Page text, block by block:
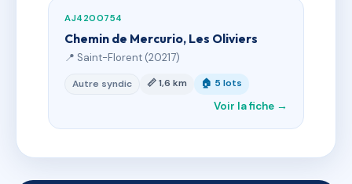
AJ4200754
Chemin de Mercurio, Les Oliviers
📍 Saint-Florent (20217)
Autre syndic 📏 1,6 km 🏠 5 lots
Voir la fiche →